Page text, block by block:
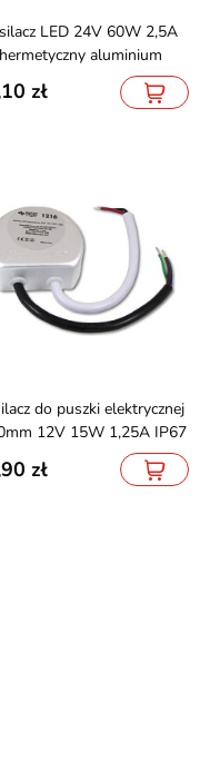
hermetyczny aluminium
12V 15W 1,25A IP67